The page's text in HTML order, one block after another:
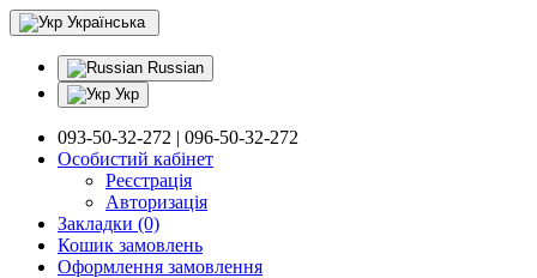
Українська
Russian
Укр
093-50-32-272 | 096-50-32-272
Особистий кабінет
Реєстрація
Авторизація
Закладки (0)
Кошик замовлень
Оформлення замовлення